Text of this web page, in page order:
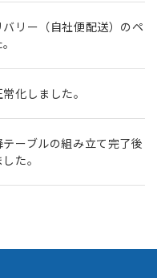
リー（自社便配送）のペ
化しました。
ーブルの組み立て完了後
た。